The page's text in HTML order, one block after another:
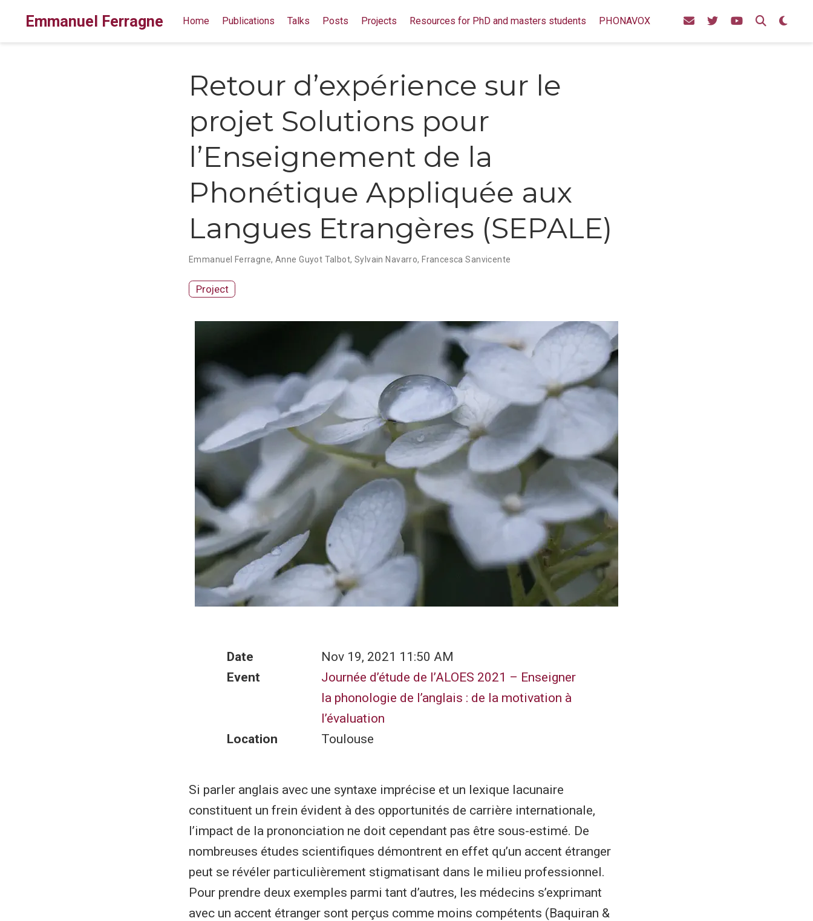
Emmanuel Ferragne Home Publications Talks Posts Projects Resources for PhD and masters students PHONAVOX
Retour d’expérience sur le
projet Solutions pour
l’Enseignement de la
Phonétique Appliquée aux
Langues Etrangères (SEPALE)
Emmanuel Ferragne, Anne Guyot Talbot, Sylvain Navarro,Francesca Sanvicente
Project
Date
Nov 19, 2021 11:50 AM
Event
Journée d’étude de l’ALOES 2021 – Enseigner
la phonologie de l’anglais : de la motivation à
l’évaluation
Location
Toulouse
Si parler anglais avec une syntaxe imprécise et un lexique lacunaire
constituent un frein évident à des opportunités de carrière internationale,
l’impact de la prononciation ne doit cependant pas être sous-estimé. De
nombreuses études scientifiques démontrent en effet qu’un accent étranger
peut se révéler particulièrement stigmatisant dans le milieu professionnel.
Pour prendre deux exemples parmi tant d’autres, les médecins s’exprimant
avec un accent étranger sont perçus comme moins compétents (Baquiran &